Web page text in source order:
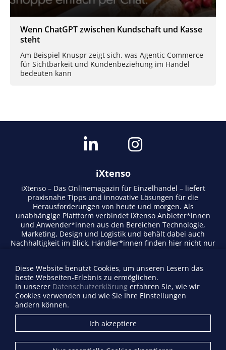
Wenn ChatGPT zwischen Kundschaft und Kasse
steht
Am Beispiel Knuspr zeigt sich, was Agentic Commerce
für Sichtbarkeit und Kundenbeziehung im Handel
bedeuten kann
iXtenso
iXtenso – Das Onlinemagazin für Einzelhandel – liefert
praxisnahe Tipps und innovative Lösungen für die
Herausforderungen von heute und morgen. Als
unabhängige Plattform verbindet iXtenso Anbieter*innen
und Anwender*innen aus den Bereichen Technologie,
Marketing, Design und Logistik und behält dabei auch
Nachhaltigkeit im Blick. Händler*innen finden hier nicht nur
lebendigen Schreibstil und relevantem Content fördert das
Magazin den Austausch innerhalb der Retail-Community.
Ob digitale Trends oder praktische Alltagstipps – iXtenso
macht Wissen für den Handel zugänglich.
Firma eintragen
Mediadaten
Diese Website benutzt Cookies, um unseren Lesern das
beste Webseiten-Erlebnis zu ermöglichen.
In unserer Datenschutzerklärung erfahren Sie, wie wir
Cookies verwenden und wie Sie Ihre Einstellungen
ändern können.
Ich akzeptiere